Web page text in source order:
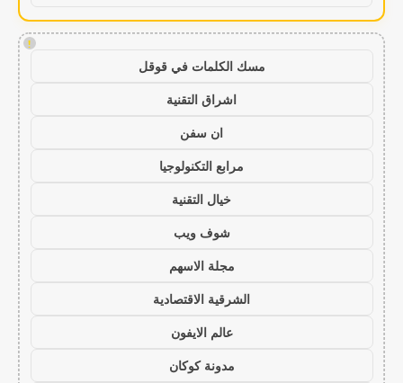
!
مسك الكلمات في قوقل
اشراق التقنية
ان سفن
مرابع التكنولوجيا
خيال التقنية
شوف ويب
مجلة الاسهم
الشرقية الاقتصادية
عالم الايفون
مدونة كوكان